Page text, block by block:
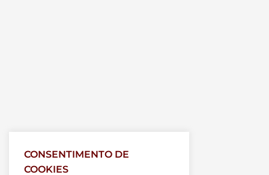
CONSENTIMENTO DE
COOKIES